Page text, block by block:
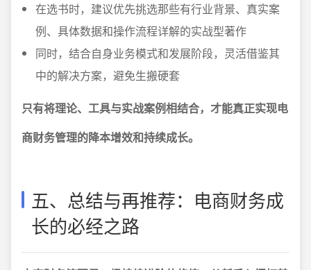
在选书时，建议优先挑选那些有行业背景、真实案
例、具体数据和操作流程详解的实战型著作
同时，结合自身业务模式和发展阶段，灵活借鉴其
中的解决方案，避免生搬硬套
只有将理论、工具与实战案例相结合，才能真正实现电
商财务管理的降本增效和持续成长。
五、总结与再推荐：电商财务成
长的必经之路